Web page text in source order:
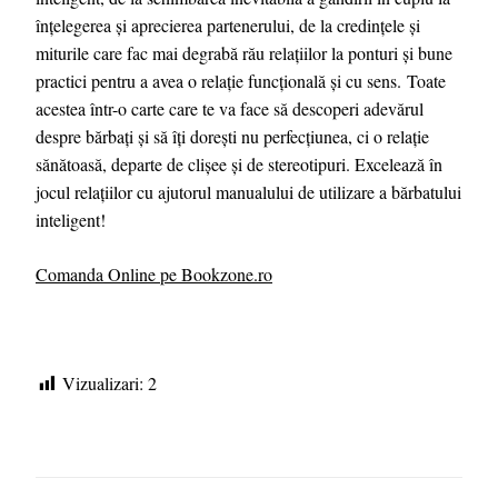
înțelegerea și aprecierea partenerului, de la credințele și
miturile care fac mai degrabă rău relațiilor la ponturi și bune
practici pentru a avea o relație funcțională și cu sens. Toate
acestea într-o carte care te va face să descoperi adevărul
despre bărbați și să îți dorești nu perfecțiunea, ci o relație
sănătoasă, departe de clișee și de stereotipuri. Excelează în
jocul relațiilor cu ajutorul manualului de utilizare a bărbatului
inteligent!
Comanda Online pe Bookzone.ro
Vizualizari: 2